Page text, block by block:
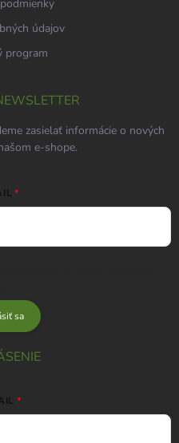
údajov
program
zasielať informácie o nových
e-shope.
sa